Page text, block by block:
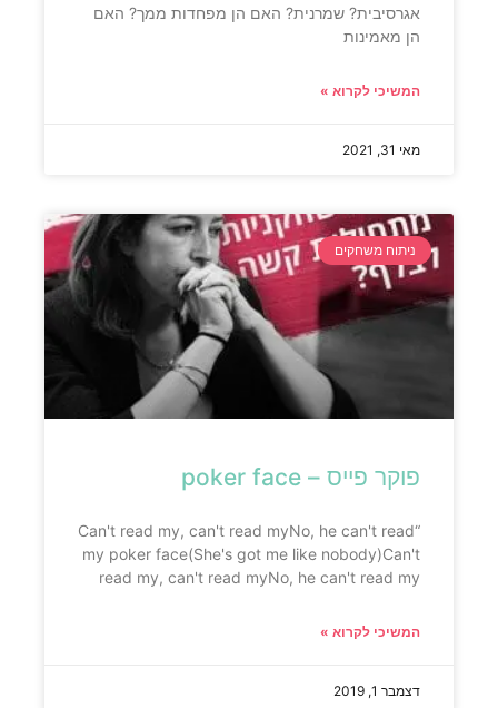
אגרסיבית? שמרנית? האם הן מפחדות ממך? האם
הן מאמינות
המשיכי לקרוא »
מאי 31, 2021
ניתוח משחקים
פוקר פייס – poker face
“Can't read my, can't read myNo, he can't read
my poker face(She's got me like nobody)Can't
read my, can't read myNo, he can't read my
המשיכי לקרוא »
דצמבר 1, 2019